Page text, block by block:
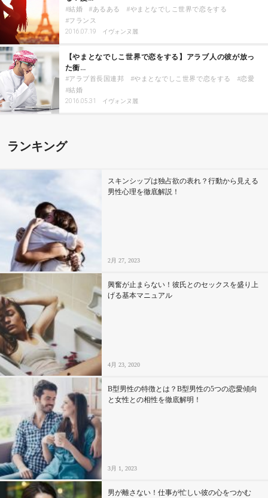
結婚 あるある
やまとなでしこ世界で恋をする
フランス
2016.07.19 イヴォンヌ麗
【やまとなでしこ世界で恋をする】アラブ人の彼が放っ
た衝…
アラブ首長国連邦 やまとなでしこ世界で恋をする
恋愛
結婚
2016.05.31 イヴォンヌ麗
ランキング
スキンシップは独占欲の表れ？行動から見える
男性心理を徹底解説！
2月 27, 2023
興奮が止まらない！彼氏とのセックスを盛り上
げる基本マニュアル
4月 23, 2020
B型男性の特徴とは？B型男性の5つの恋愛傾向
と女性との相性を徹底解明！
3月 1, 2023
男が離さない！仕事が忙しい彼の心をつかむ